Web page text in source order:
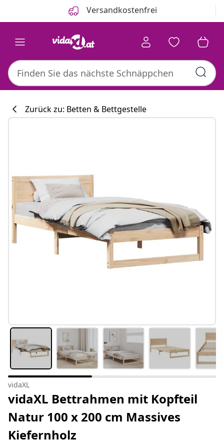
Versandkostenfrei
#sharemevidaxl
Zurück zu: Betten & Bettgestelle
vidaXL
vidaXL Bettrahmen mit Kopfteil
Natur 100 x 200 cm Massives
Kiefernholz